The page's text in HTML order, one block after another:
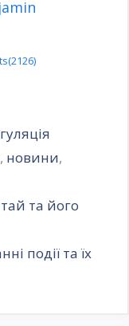
, новини,
та його
події та їх